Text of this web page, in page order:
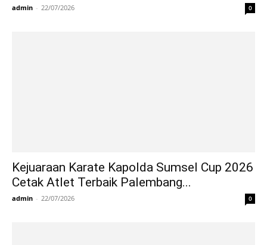
admin - 22/07/2026 0
Kejuaraan Karate Kapolda Sumsel Cup 2026
Cetak Atlet Terbaik Palembang...
admin - 22/07/2026 0